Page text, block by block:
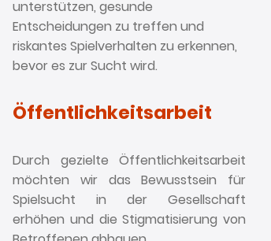
unterstützen, gesunde
Entscheidungen zu treffen und
riskantes Spielverhalten zu erkennen,
bevor es zur Sucht wird.
Öffentlichkeitsarbeit
Durch gezielte Öffentlichkeitsarbeit
möchten wir das Bewusstsein für
Spielsucht in der Gesellschaft
erhöhen und die Stigmatisierung von